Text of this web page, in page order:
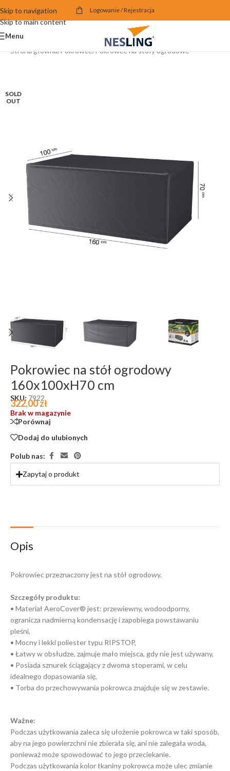
Skip to navigation
Skip to main content
Logowanie / Rejestracja
Menu
Strona główna/Pokrowce/Pokrowce na stoły ogrodowe
SOLD
OUT
Pokrowiec na stół ogrodowy
160x100xH70 cm
SKU: 7922
322,00zł
Brak w magazynie
Porównaj
Dodaj do ulubionych
Polub nas:
Zapytaj o produkt
Opis
Pokrowiec przeznaczony jest na stół ogrodowy.
Szczegóły produktu:
• Materiał AeroCover® jest: przewiewny, wodoodporny,
ogranicza nadmierną kondensację i zapobiega powstawaniu
pleśni,
• Mocny i lekki poliester typu RIPSTOP,
• Łatwy w obsłudze, zajmuje mało miejsca, gdy nie jest używany,
• Posiada sznurek ściągający z dwoma stoperami, w celu
idealnego dopasowania się,
• Torba do przechowywania pokrowca znajduje się w zestawie.
Ważne:
Podczas użytkowania zaleca się ułożenie pokrowca w taki sposób,
aby na jego powierzchni nie zbierała się, ani nie zalegała woda,
ponieważ może spowodować to jego przeciekanie.
Podczas użytkowania kolor tkaniny pokrowca może ulec zmianie